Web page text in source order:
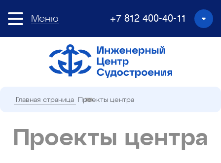
Меню +7 812 400-40-11
Главная страница Проекты центра
Проекты центра